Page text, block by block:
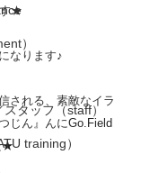
）
タッフ（staff）
training）
す★
なります♪
される、素敵なイラ
じん』んにGo.Field
★